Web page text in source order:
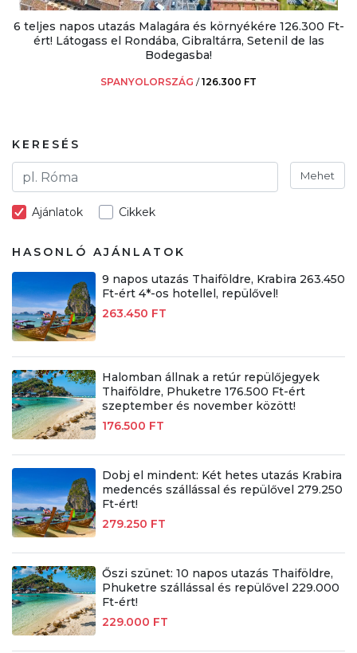
6 teljes napos utazás Malagára és környékére 126.300 Ft-
ért! Látogass el Rondába, Gibraltárra, Setenil de las
Bodegasba!
SPANYOLORSZÁG /126.300 FT
KERESÉS
Mehet
Ajánlatok Cikkek
HASONLÓ AJÁNLATOK
9 napos utazás Thaiföldre, Krabira 263.450
Ft-ért 4*-os hotellel, repülővel!
263.450 FT
Halomban állnak a retúr repülőjegyek
Thaiföldre, Phuketre 176.500 Ft-ért
szeptember és november között!
176.500 FT
Dobj el mindent: Két hetes utazás Krabira
medencés szállással és repülővel 279.250
Ft-ért!
279.250 FT
Őszi szünet: 10 napos utazás Thaiföldre,
Phuketre szállással és repülővel 229.000
Ft-ért!
229.000 FT